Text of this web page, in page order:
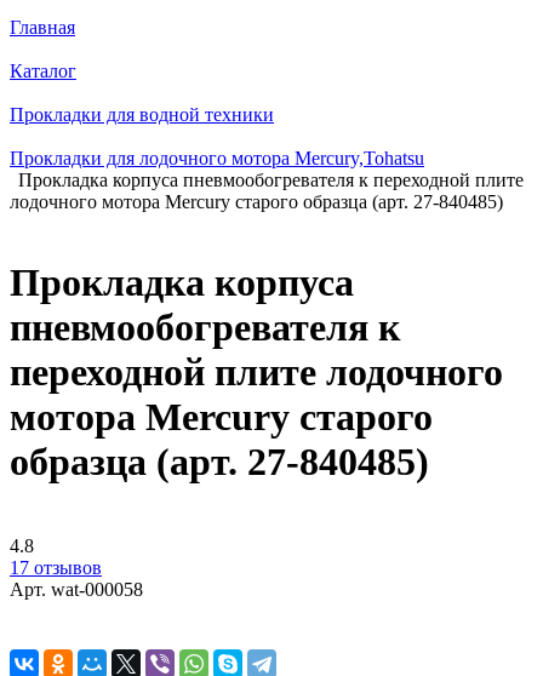
Главная
Каталог
Прокладки для водной техники
Прокладки для лодочного мотора Mercury,Tohatsu
Прокладка корпуса пневмообогревателя к переходной плите
лодочного мотора Mercury старого образца (арт. 27-840485)
Прокладка корпуса
пневмообогревателя к
переходной плите лодочного
мотора Mercury старого
образца (арт. 27-840485)
4.8
17 отзывов
Арт. wat-000058